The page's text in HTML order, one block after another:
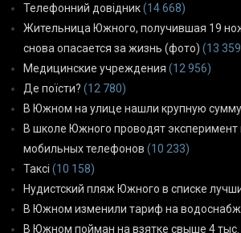
Телефонний довідник(14 668)
Жительница Южного, получившая 19
снова опасается за жизнь (фото) (13
Медицинские учреждения (12 956)
Де поїсти? (12 780)
В Южном на улице нашли крупную
В школе Южного проводят эксперимент
мобильных телефонов (10 233)
Таксі (10 158)
Нудистский пляж Южного в списке
В Южном изменили тариф на
В Южном пойман на взятке свыше 4